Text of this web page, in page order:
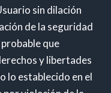
sin dilación
de la seguridad
que
y libertades
lo establecido en el